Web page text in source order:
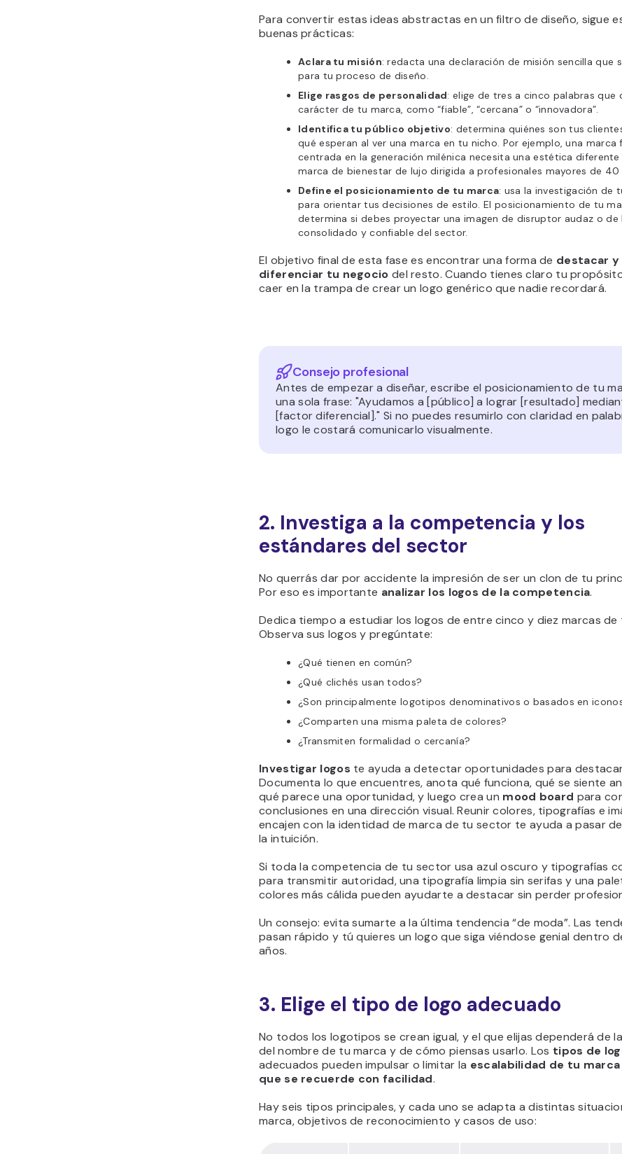
Para convertir estas ideas abstractas en un filtro de diseño, sigue
buenas prácticas:
Aclara tu misión: redacta una declaración de misión sencilla que
para tu proceso de diseño.
Elige rasgos de personalidad: elige de tres a cinco palabras que
carácter de tu marca, como “fiable”, “cercana” o “innovadora”.
Identifica tu público objetivo: determina quiénes son tus
qué esperan al ver una marca en tu nicho. Por ejemplo, una marca
centrada en la generación milénica necesita una estética diferente
marca de bienestar de lujo dirigida a profesionales mayores de 40
Define el posicionamiento de tu marca: usa la investigación de
para orientar tus decisiones de estilo. El posicionamiento de tu
determina si debes proyectar una imagen de disruptor audaz o de
consolidado y confiable del sector.
El objetivo final de esta fase es encontrar una forma de destacar y
diferenciar tu negocio del resto. Cuando tienes claro tu
caer en la trampa de crear un logo genérico que nadie recordará.
Consejo profesional
Antes de empezar a diseñar, escribe el posicionamiento de tu
una sola frase: "Ayudamos a [público] a lograr [resultado]
[factor diferencial]." Si no puedes resumirlo con claridad en
logo le costará comunicarlo visualmente.
2. Investiga a la competencia y los
estándares del sector
No querrás dar por accidente la impresión de ser un clon de tu
Por eso es importante analizar los logos de la competencia.
Dedica tiempo a estudiar los logos de entre cinco y diez marcas
Observa sus logos y pregúntate:
¿Qué tienen en común?
¿Qué clichés usan todos?
¿Son principalmente logotipos denominativos o basados en
¿Comparten una misma paleta de colores?
¿Transmiten formalidad o cercanía?
Investigar logos te ayuda a detectar oportunidades para
Documenta lo que encuentres, anota qué funciona, qué se siente
qué parece una oportunidad, y luego crea un mood board para
conclusiones en una dirección visual. Reunir colores, tipografías e
encajen con la identidad de marca de tu sector te ayuda a pasar
la intuición.
Si toda la competencia de tu sector usa azul oscuro y tipografías
para transmitir autoridad, una tipografía limpia sin serifas y una
colores más cálida pueden ayudarte a destacar sin perder
Un consejo: evita sumarte a la última tendencia “de moda”. Las
pasan rápido y tú quieres un logo que siga viéndose genial dentro
años.
3. Elige el tipo de logo adecuado
No todos los logotipos se crean igual, y el que elijas dependerá de
del nombre de tu marca y de cómo piensas usarlo. Los tipos de
adecuados pueden impulsar o limitar la escalabilidad de tu
que se recuerde con facilidad.
Hay seis tipos principales, y cada uno se adapta a distintas
marca, objetivos de reconocimiento y casos de uso: